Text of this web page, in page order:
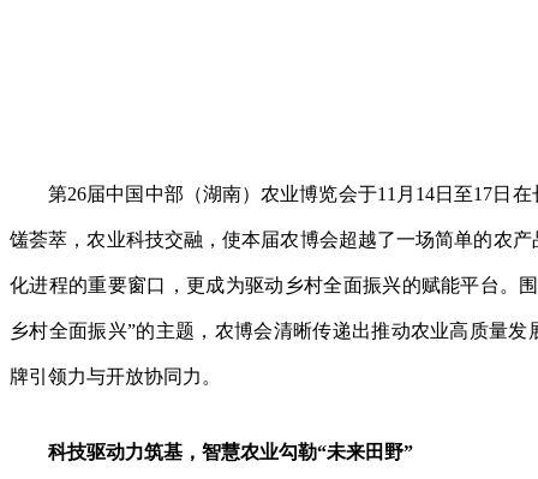
第26届中国中部（湖南）农业博览会于11月14日至17日
馐荟萃，农业科技交融，使本届农博会超越了一场简单的农
化进程的重要窗口，更成为驱动乡村全面振兴的赋能平台。
乡村全面振兴”的主题，农博会清晰传递出推动农业高质量
牌引领力与开放协同力。
科技驱动力筑基，智慧农业勾勒“未来田野”